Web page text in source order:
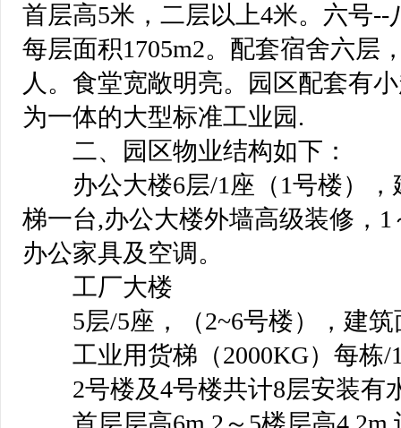
首层高5米，二层以上4米。六号--
每层面积1705m2。配套宿舍六层
人。食堂宽敞明亮。园区配套有
为一体的大型标准工业园.
二、园区物业结构如下：
办公大楼6层/1座（1号楼），
梯一台,办公大楼外墙高级装修，
办公家具及空调。
工厂大楼
5层/5座，（2~6号楼），建筑
工业用货梯（2000KG）每栋/
2号楼及4号楼共计8层安装有